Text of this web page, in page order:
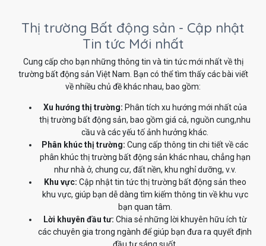
Thị trường Bất động sản - Cập nhật
Tin tức Mới nhất
Cung cấp cho bạn những thông tin và tin tức mới nhất về thị
trường bất động sản Việt Nam. Bạn có thể tìm thấy các bài viết
về nhiều chủ đề khác nhau, bao gồm:
Xu hướng thị trường: Phân tích xu hướng mới nhất của
thị trường bất động sản, bao gồm giá cả, nguồn cung,nhu
cầu và các yếu tố ảnh hưởng khác.
Phân khúc thị trường: Cung cấp thông tin chi tiết về các
phân khúc thị trường bất động sản khác nhau, chẳng hạn
như nhà ở, chung cư, đất nền, khu nghỉ dưỡng, v.v.
Khu vực: Cập nhật tin tức thị trường bất động sản theo
khu vực, giúp bạn dễ dàng tìm kiếm thông tin về khu vực
bạn quan tâm.
Lời khuyên đầu tư: Chia sẻ những lời khuyên hữu ích từ
các chuyên gia trong ngành để giúp bạn đưa ra quyết định